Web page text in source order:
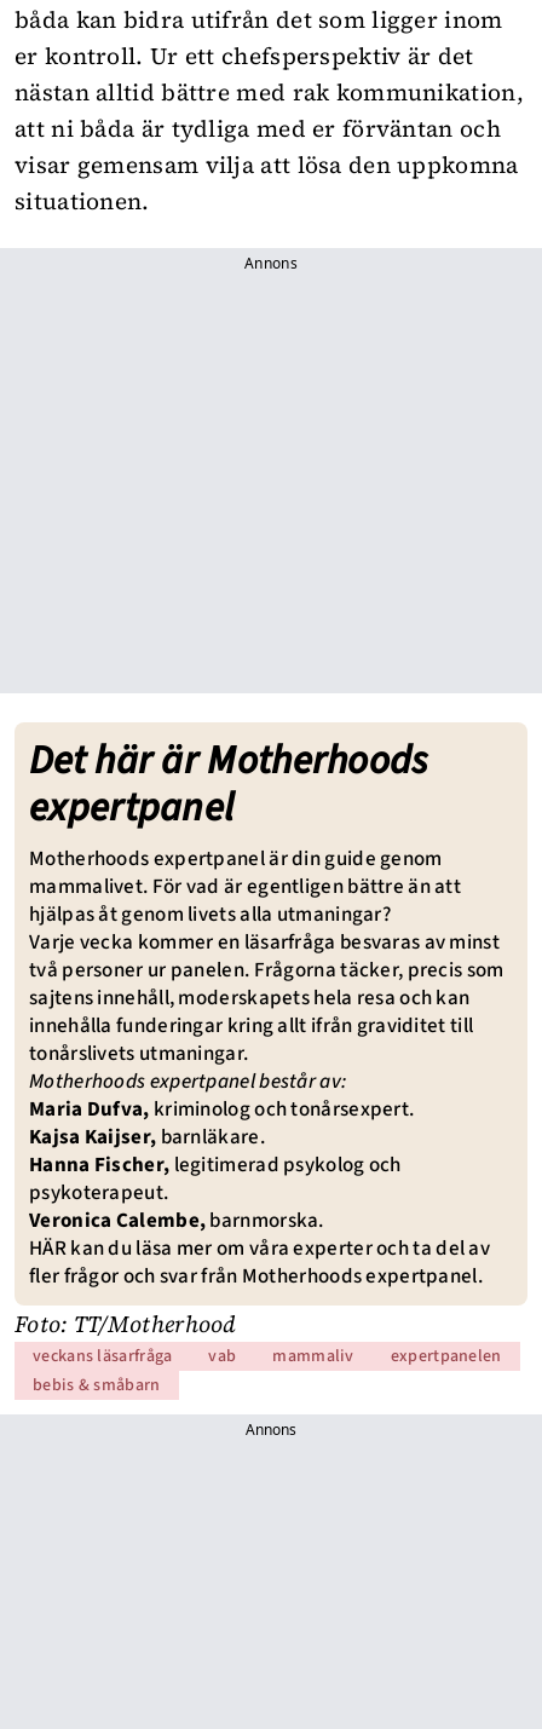
båda kan bidra utifrån det som ligger inom
er kontroll. Ur ett chefsperspektiv är det
nästan alltid bättre med rak kommunikation,
att ni båda är tydliga med er förväntan och
visar gemensam vilja att lösa den uppkomna
situationen.
Annons
Det här är Motherhoods
expertpanel
Motherhoods expertpanel är din guide genom
mammalivet. För vad är egentligen bättre än att
hjälpas åt genom livets alla utmaningar?
Varje vecka kommer en läsarfråga besvaras av minst
två personer ur panelen. Frågorna täcker, precis som
sajtens innehåll, moderskapets hela resa och kan
innehålla funderingar kring allt ifrån graviditet till
tonårslivets utmaningar.
Motherhoods expertpanel består av:
Maria Dufva, kriminolog och tonårsexpert.
Kajsa Kaijser, barnläkare.
Hanna Fischer, legitimerad psykolog och
psykoterapeut.
Veronica Calembe,barnmorska.
HÄRkan du läsa mer om våra experter och ta del av
fler frågor och svar från Motherhoods expertpanel.
Foto: TT/Motherhood
veckans läsarfråga vab mammaliv
expertpanelen
bebis & småbarn
Annons